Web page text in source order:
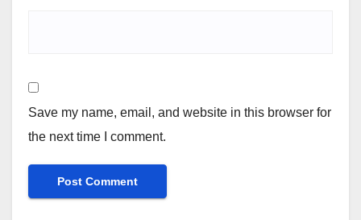
Save my name, email, and website in this browser for
the next time I comment.